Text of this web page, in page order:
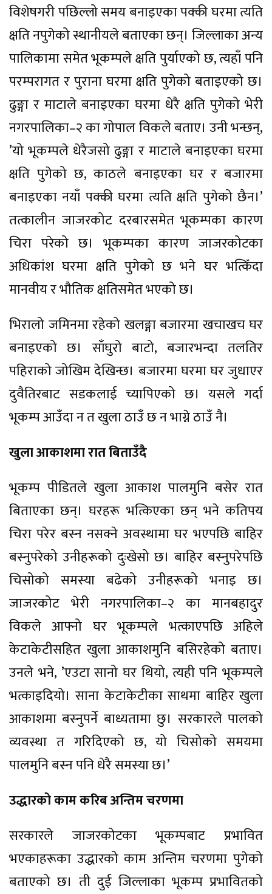
विशेषगरी पछिल्लो समय बनाइएका पक्की घरमा त्यति
क्षति नपुगेको स्थानीयले बताएका छन्। जिल्लाका अन्य
पालिकामा समेत भूकम्पले क्षति पुर्याएको छ, त्यहाँ पनि
परम्परागत र पुराना घरमा क्षति पुगेको बताइएको छ।
ढुङ्गा र माटाले बनाइएका घरमा धेरै क्षति पुगेको भेरी
नगरपालिका–२ का गोपाल विकले बताए। उनी भन्छन्,
’यो भूकम्पले धेरैजसो ढुङ्गा र माटाले बनाइएका घरमा
क्षति पुगेको छ, काठले बनाइएका घर र बजारमा
बनाइएका नयाँ पक्की घरमा त्यति क्षति पुगेको छैन।’
तत्कालीन जाजरकोट दरबारसमेत भूकम्पका कारण
चिरा परेको छ। भूकम्पका कारण जाजरकोटका
अधिकांश घरमा क्षति पुगेको छ भने घर भत्किँदा
मानवीय र भौतिक क्षतिसमेत भएको छ।
भिरालो जमिनमा रहेको खलङ्गा बजारमा खचाखच घर
बनाइएको छ। साँघुरो बाटो, बजारभन्दा तलतिर
पहिराको जोखिम देखिन्छ। बजारमा घरमा घर जुधाएर
दुवैतिरबाट सडकलाई च्यापिएको छ। यसले गर्दा
भूकम्प आउँदा न त खुला ठाउँ छ न भाग्ने ठाउँ नै।
खुला आकाशमा रात बिताउँदै
भूकम्प पीडितले खुला आकाश पालमुनि बसेर रात
बिताएका छन्। घरहरू भत्किएका छन् भने कतिपय
चिरा परेर बस्न नसक्ने अवस्थामा घर भएपछि बाहिर
बस्नुपरेको उनीहरूको दुःखेसो छ। बाहिर बस्नुपरेपछि
चिसोको समस्या बढेको उनीहरूको भनाइ छ।
जाजरकोट भेरी नगरपालिका–२ का मानबहादुर
विकले आफ्नो घर भूकम्पले भत्काएपछि अहिले
केटाकेटीसहित खुला आकाशमुनि बसिरहेको बताए।
उनले भने, ’एउटा सानो घर थियो, त्यही पनि भूकम्पले
भत्काइदियो। साना केटाकेटीका साथमा बाहिर खुला
आकाशमा बस्नुपर्ने बाध्यतामा छु। सरकारले पालको
व्यवस्था त गरिदिएको छ, यो चिसोको समयमा
पालमुनि बस्न पनि धेरै समस्या छ।’
उद्धारको काम करिब अन्तिम चरणमा
सरकारले जाजरकोटका भूकम्पबाट प्रभावित
भएकाहरूका उद्धारको काम अन्तिम चरणमा पुगेको
बताएको छ। ती दुई जिल्लाका भूकम्प प्रभावितको